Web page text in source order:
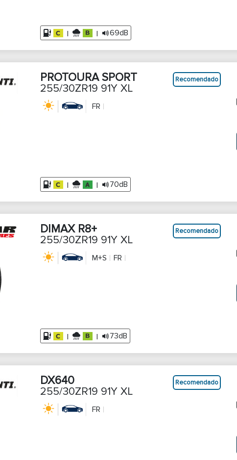
| | 69dB
PROTOURA SPORT
255/30ZR19 91Y XL
FR
| | 70dB
Recomendado
DIMAX R8+
255/30ZR19 91Y XL
M+S FR
| | 73dB
Recomendado
DX640
255/30ZR19 91Y XL
FR
Recomendado